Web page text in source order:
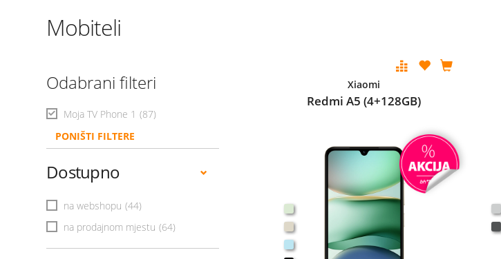
Mobiteli
Odabrani filteri
Moja TV Phone 1 (87)
PONIŠTI FILTERE
Dostupno
na webshopu (44)
na prodajnom mjestu (64)
Xiaomi
Redmi A5 (4+128GB)